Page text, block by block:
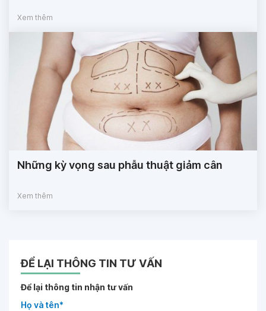
Xem thêm
Những kỳ vọng sau phẫu thuật giảm cân
Xem thêm
ĐỂ LẠI THÔNG TIN TƯ VẤN
Để lại thông tin nhận tư vấn
Họ và tên*